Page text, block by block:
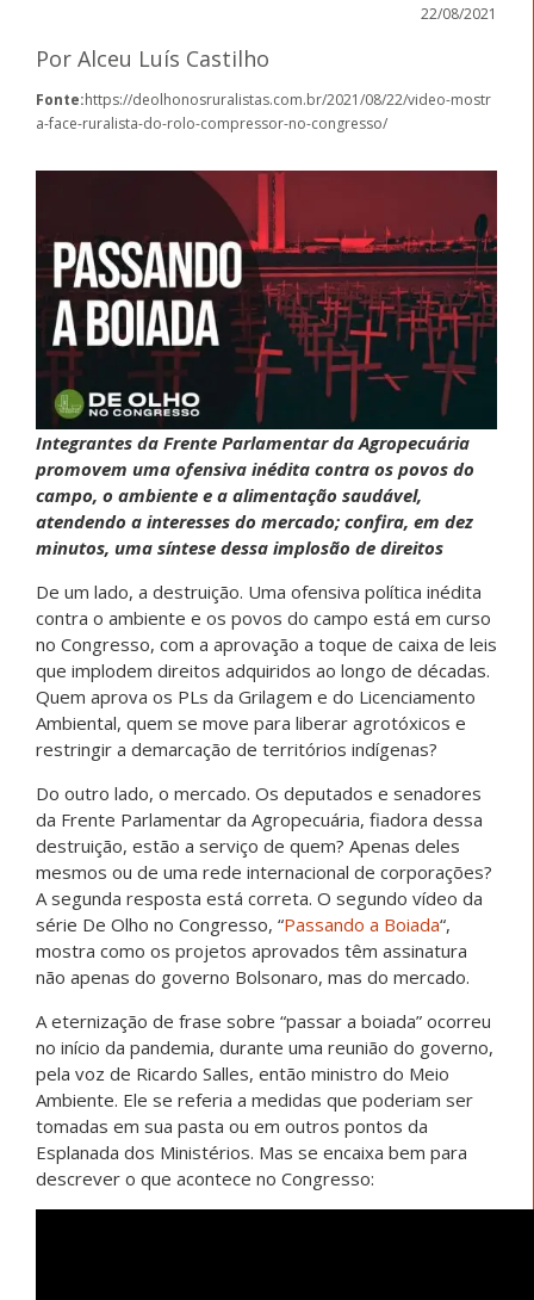
22/08/2021
Por Alceu Luís Castilho
Fonte:https://deolhonosruralistas.com.br/2021/08/22/video-mostr
a-face-ruralista-do-rolo-compressor-no-congresso/
Integrantes da Frente Parlamentar da Agropecuária
promovem uma ofensiva inédita contra os povos do
campo, o ambiente e a alimentação saudável,
atendendo a interesses do mercado; confira, em dez
minutos, uma síntese dessa implosão de direitos
De um lado, a destruição. Uma ofensiva política inédita
contra o ambiente e os povos do campo está em curso
no Congresso, com a aprovação a toque de caixa de leis
que implodem direitos adquiridos ao longo de décadas.
Quem aprova os PLs da Grilagem e do Licenciamento
Ambiental, quem se move para liberar agrotóxicos e
restringir a demarcação de territórios indígenas?
Do outro lado, o mercado. Os deputados e senadores
da Frente Parlamentar da Agropecuária, fiadora dessa
destruição, estão a serviço de quem? Apenas deles
mesmos ou de uma rede internacional de corporações?
A segunda resposta está correta. O segundo vídeo da
série De Olho no Congresso, “Passando a Boiada“,
mostra como os projetos aprovados têm assinatura
não apenas do governo Bolsonaro, mas do mercado.
A eternização de frase sobre “passar a boiada” ocorreu
no início da pandemia, durante uma reunião do governo,
pela voz de Ricardo Salles, então ministro do Meio
Ambiente. Ele se referia a medidas que poderiam ser
tomadas em sua pasta ou em outros pontos da
Esplanada dos Ministérios. Mas se encaixa bem para
descrever o que acontece no Congresso: